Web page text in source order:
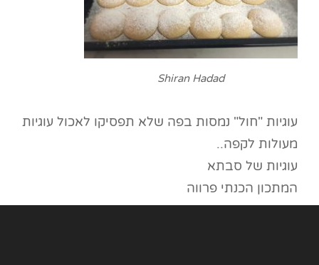
Shiran Hadad
עוגיות "חול" נמסות בפה שלא תפסיקו לאכול עוגיות
מעולות לקפה..
עוגיות של סבתא
המתכון הכנתי פרווה